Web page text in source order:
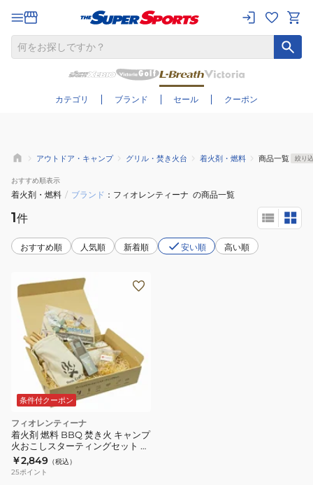
カテゴリ ブランド セール クーポン
さらに絞り込む
アウトドア・キャンプ グリル・焚き火台 着火剤・燃料 商品一覧 絞り
おすすめ順表示
着火剤・燃料 / ブランド フィオレンティーナ の商品一覧
1件
おすすめ順 人気順 新着順 安い順 高い順
条件付クーポン
フィオレンティーナ
着火剤 燃料 BBQ 焚き火 キャンプ
火おこしスターティングセット ナ
イフなし 50715
￥2,849 （税込）
25ポイント